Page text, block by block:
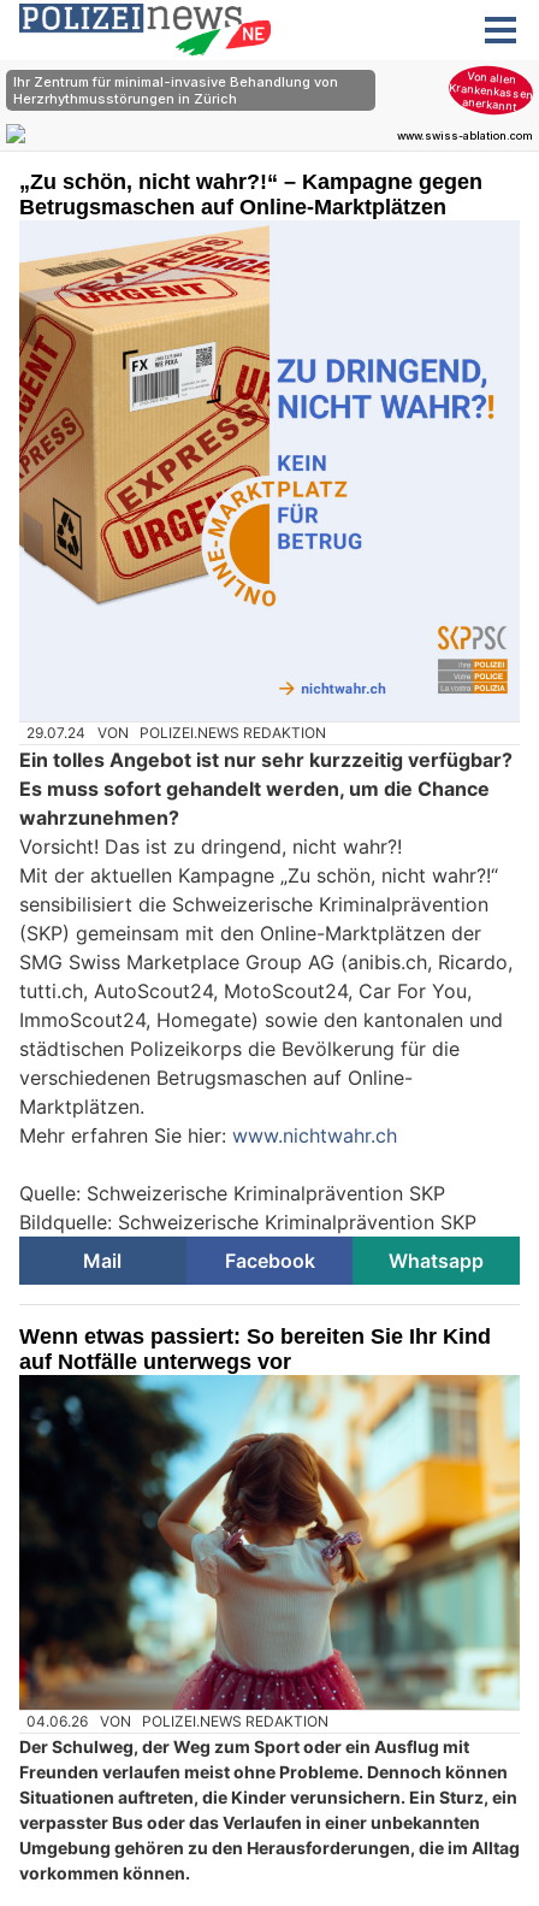
„Zu schön, nicht wahr?!“ – Kampagne gegen
Betrugsmaschen auf Online-Marktplätzen
29.07.24 VON POLIZEI.NEWS REDAKTION
Ein tolles Angebot ist nur sehr kurzzeitig verfügbar?
Es muss sofort gehandelt werden, um die Chance
wahrzunehmen?
Vorsicht! Das ist zu dringend, nicht wahr?!
Mit der aktuellen Kampagne „Zu schön, nicht wahr?!“
sensibilisiert die Schweizerische Kriminalprävention
(SKP) gemeinsam mit den Online-Marktplätzen der
SMG Swiss Marketplace Group AG (anibis.ch, Ricardo,
tutti.ch, AutoScout24, MotoScout24, Car For You,
ImmoScout24, Homegate) sowie den kantonalen und
städtischen Polizeikorps die Bevölkerung für die
verschiedenen Betrugsmaschen auf Online-
Marktplätzen.
Mehr erfahren Sie hier: www.nichtwahr.ch
Quelle: Schweizerische Kriminalprävention SKP
Bildquelle: Schweizerische Kriminalprävention SKP
Mail
Facebook Whatsapp
Wenn etwas passiert: So bereiten Sie Ihr Kind
auf Notfälle unterwegs vor
04.06.26 VON POLIZEI.NEWS REDAKTION
Der Schulweg, der Weg zum Sport oder ein Ausflug mit
Freunden verlaufen meist ohne Probleme. Dennoch können
Situationen auftreten, die Kinder verunsichern. Ein Sturz, ein
verpasster Bus oder das Verlaufen in einer unbekannten
Umgebung gehören zu den Herausforderungen, die im Alltag
vorkommen können.